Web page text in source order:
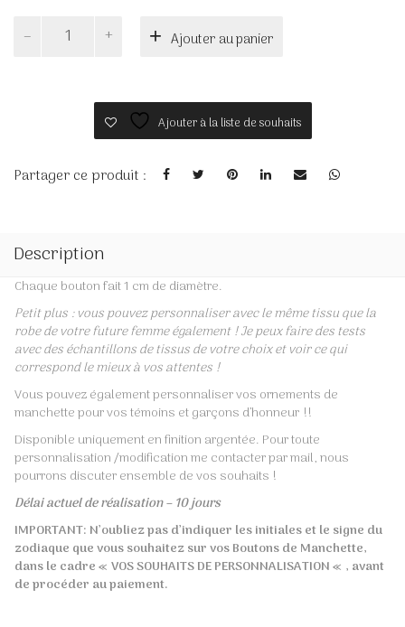
de
Ajouter au panier
Ajouter à la liste de souhaits
Partager ce produit :
Description
Chaque bouton fait 1 cm de diamètre.
Petit plus : vous pouvez personnaliser avec le même tissu que la
robe de votre future femme également ! Je peux faire des tests
avec des échantillons de tissus de votre choix et voir ce qui
correspond le mieux à vos attentes !
Vous pouvez également personnaliser vos ornements de
manchette pour vos témoins et garçons d’honneur !!
Disponible uniquement en finition argentée. Pour toute
personnalisation /modification me contacter par mail, nous
pourrons discuter ensemble de vos souhaits !
Délai actuel de réalisation – 10 jours
IMPORTANT: N’oubliez pas d’indiquer les initiales et le signe du
zodiaque que vous souhaitez sur vos Boutons de Manchette,
dans le cadre « VOS SOUHAITS DE PERSONNALISATION « , avant
de procéder au paiement.